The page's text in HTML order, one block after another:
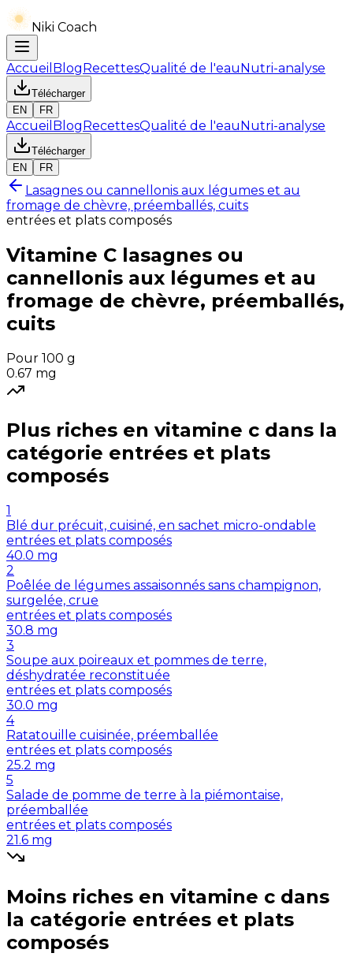
Niki Coach
Accueil BlogRecettesQualité de l'eauNutri-analyse
Télécharger
EN
FR
Accueil BlogRecettesQualité de l'eauNutri-analyse
Télécharger
EN
FR
Lasagnes ou cannellonis aux légumes et au
fromage de chèvre, préemballés, cuits
entrées et plats composés
Vitamine C lasagnes ou
cannellonis aux légumes et au
fromage de chèvre, préemballés,
cuits
Pour 100 g
0.67 mg
Plus riches en vitamine c dans la
catégorie entrées et plats
composés
1
Blé dur précuit, cuisiné, en sachet micro-ondable
entrées et plats composés
40.0 mg
2
Poêlée de légumes assaisonnés sans champignon,
surgelée, crue
entrées et plats composés
30.8 mg
3
Soupe aux poireaux et pommes de terre,
déshydratée reconstituée
entrées et plats composés
30.0 mg
4
Ratatouille cuisinée, préemballée
entrées et plats composés
25.2 mg
5
Salade de pomme de terre à la piémontaise,
préemballée
entrées et plats composés
21.6 mg
Moins riches en vitamine c dans
la catégorie entrées et plats
composés